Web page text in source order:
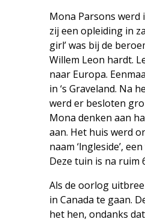
Mona Parsons werd
zij een opleiding in
girl’ was bij de
Willem Leon hardt.
naar Europa.
in ‘s Graveland. Na
werd er besloten
Mona denken aan
aan. Het huis werd
naam ‘lngleside’,
Deze tuin is na ruim
Als de oorlog
in Canada te gaan.
het hen, ondanks